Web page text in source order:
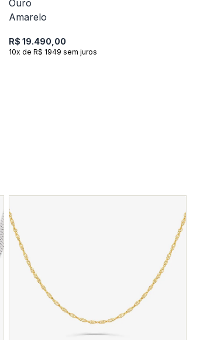
R$ 19.490,00
10x de R$ 1949 sem juros